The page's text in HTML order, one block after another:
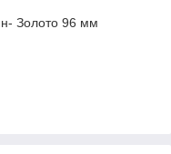
Золото 96 мм